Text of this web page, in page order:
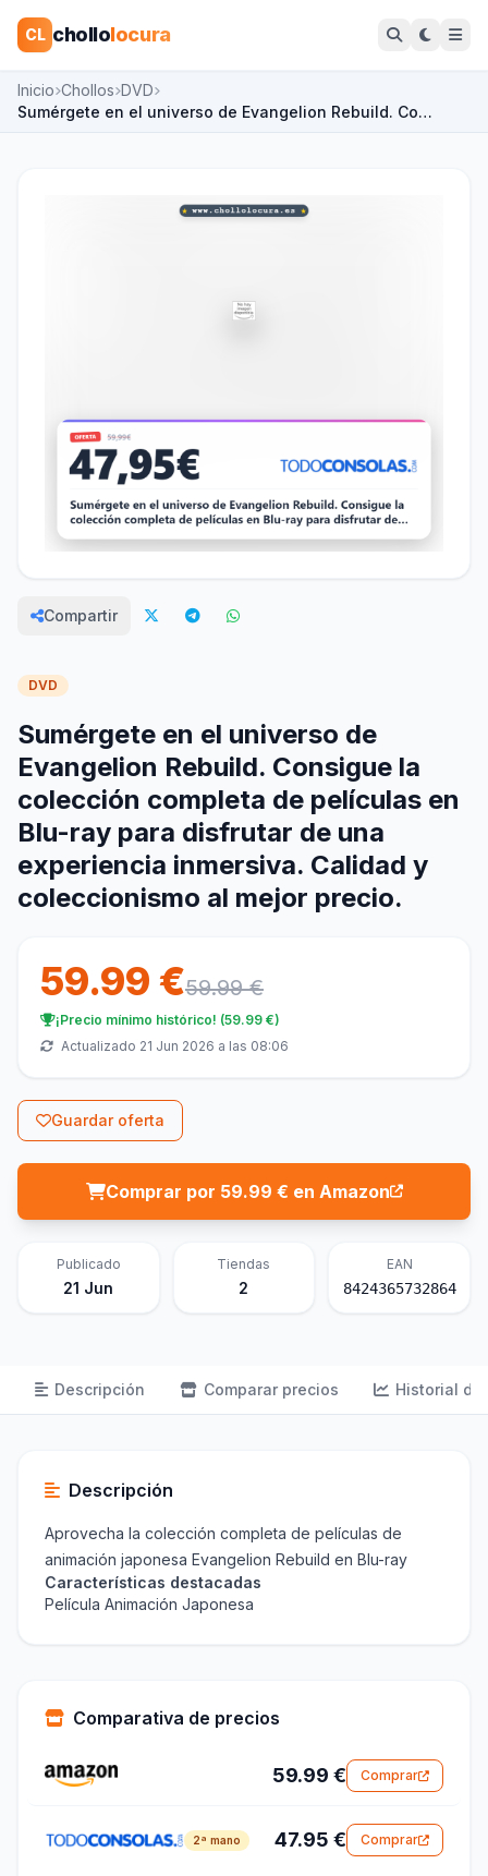
CL chollolocura
Inicio Chollos DVD
Sumérgete en el universo de Evangelion Rebuild. Co…
Compartir
DVD
Sumérgete en el universo de
Evangelion Rebuild. Consigue la
colección completa de películas en
Blu-ray para disfrutar de una
experiencia inmersiva. Calidad y
coleccionismo al mejor precio.
59.99 €59.99 €
¡Precio mínimo histórico! (59.99 €)
Actualizado 21 Jun 2026 a las 08:06
Guardar oferta
Comprar por 59.99 € en Amazon
Publicado
21 Jun
Tiendas
2
EAN
8424365732864
Descripción Comparar precios Historial de
Descripción
Aprovecha la colección completa de películas de
animación japonesa Evangelion Rebuild en Blu-ray
Características destacadas
Película Animación Japonesa
Comparativa de precios
59.99 € Comprar
2ª mano 47.95 € Comprar